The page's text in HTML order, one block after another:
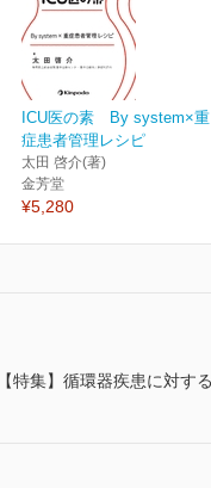
ICU医の素 By system×重
症患者管理レシピ
太田 啓介(著)
金芳堂
¥5,280
【特集】循環器疾患に対す